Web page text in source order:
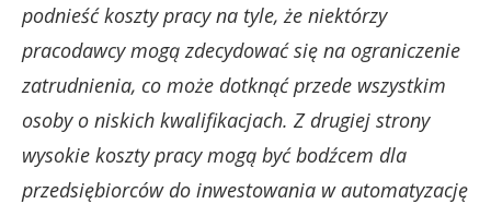
podnieść koszty pracy na tyle, że niektórzy
pracodawcy mogą zdecydować się na ograniczenie
zatrudnienia, co może dotknąć przede wszystkim
osoby o niskich kwalifikacjach. Z drugiej strony
wysokie koszty pracy mogą być bodźcem dla
przedsiębiorców do inwestowania w automatyzację